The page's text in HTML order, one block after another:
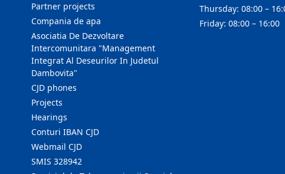
Partner projects
Compania de apa
Asociatia De Dezvoltare
Intercomunitara "Management
Integrat Al Deseurilor In Judetul
Dambovita"
CJD phones
Projects
Hearings
Conturi IBAN CJD
Webmail CJD
SMIS 328942
Thursday: 08:00 –
Friday: 08:00 – 16:00